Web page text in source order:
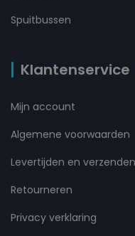
Spuitbussen
Klantenservice
Mijn account
Algemene voorwaarden
Levertijden en verzenden
Retourneren
Privacy verklaring